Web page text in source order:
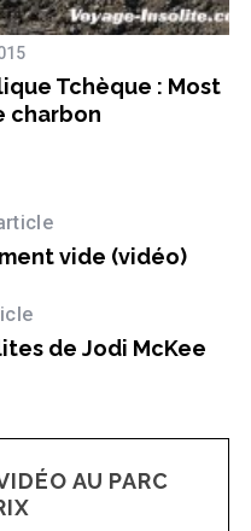
Tchèque : Most
charbon
vide (vidéo)
de Jodi McKee
AU PARC